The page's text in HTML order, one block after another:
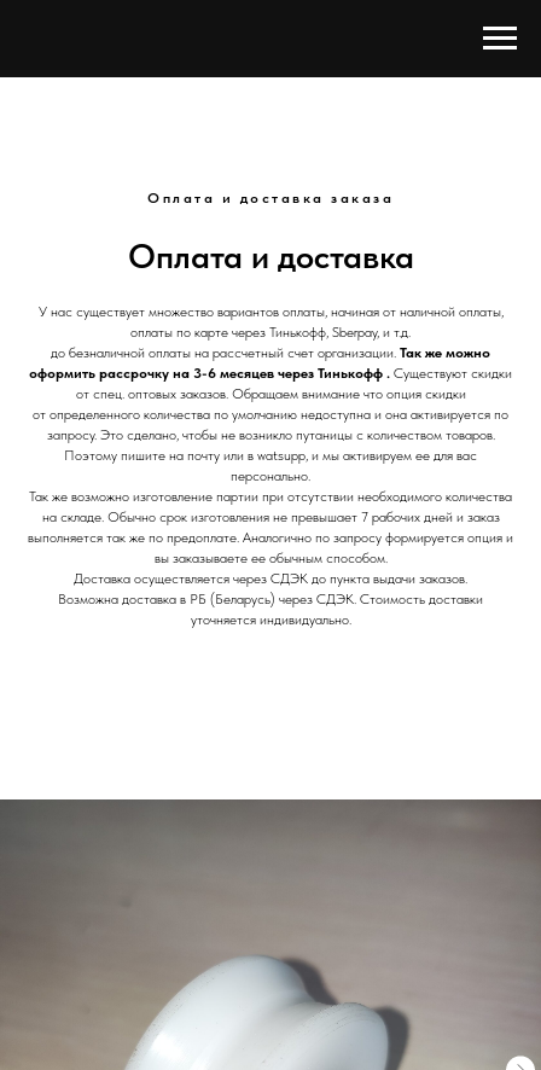
Оплата и доставка заказа
Оплата и доставка
У нас существует множество вариантов оплаты, начиная от наличной оплаты,
оплаты по карте через Тинькофф, Sberpay, и т.д.
до безналичной оплаты на рассчетный счет организации. Так же можно
оформить рассрочку на 3-6 месяцев через Тинькофф . Существуют скидки
от спец. оптовых заказов. Обращаем внимание что опция скидки
от определенного количества по умолчанию недоступна и она активируется по
запросу. Это сделано, чтобы не возникло путаницы с количеством товаров.
Поэтому пишите на почту или в watsupp, и мы активируем ее для вас
персонально.
Так же возможно изготовление партии при отсутствии необходимого количества
на складе. Обычно срок изготовления не превышает 7 рабочих дней и заказ
выполняется так же по предоплате. Аналогично по запросу формируется опция и
вы заказываете ее обычным способом.
Доставка осуществляется через СДЭК до пункта выдачи заказов.
Возможна доставка в РБ (Беларусь) через СДЭК. Стоимость доставки
уточняется индивидуально.